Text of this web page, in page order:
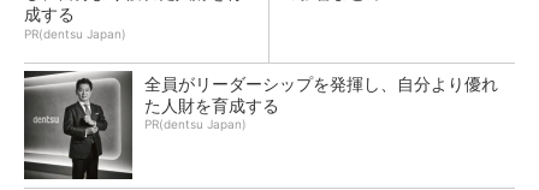
成する
PR(dentsu Japan)
全員がリーダーシップを発揮し、自分より優れ
た人財を育成する
PR(dentsu Japan)